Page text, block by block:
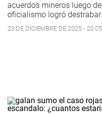
acuerdos mineros luego
oficialismo logró destrabar
23 DE DICIEMBRE DE 2025 - 20:05